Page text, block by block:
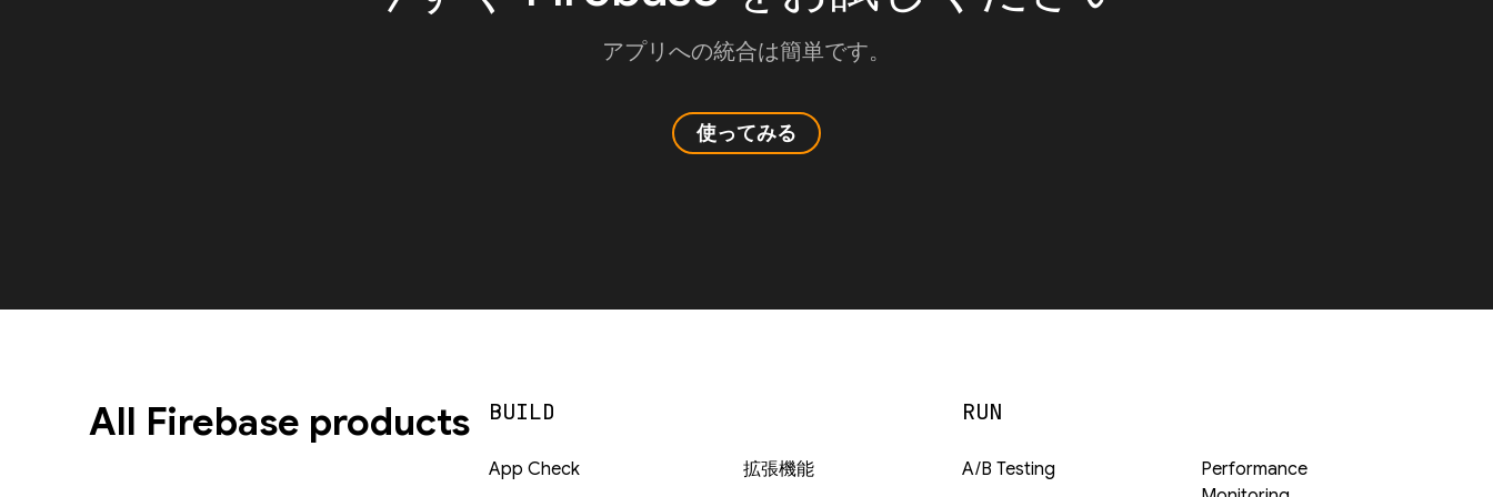
アプリへの統合は簡単です。
使ってみる
All Firebase products BUILD
App Check 拡張機能
RUN
A/B Testing
Performance